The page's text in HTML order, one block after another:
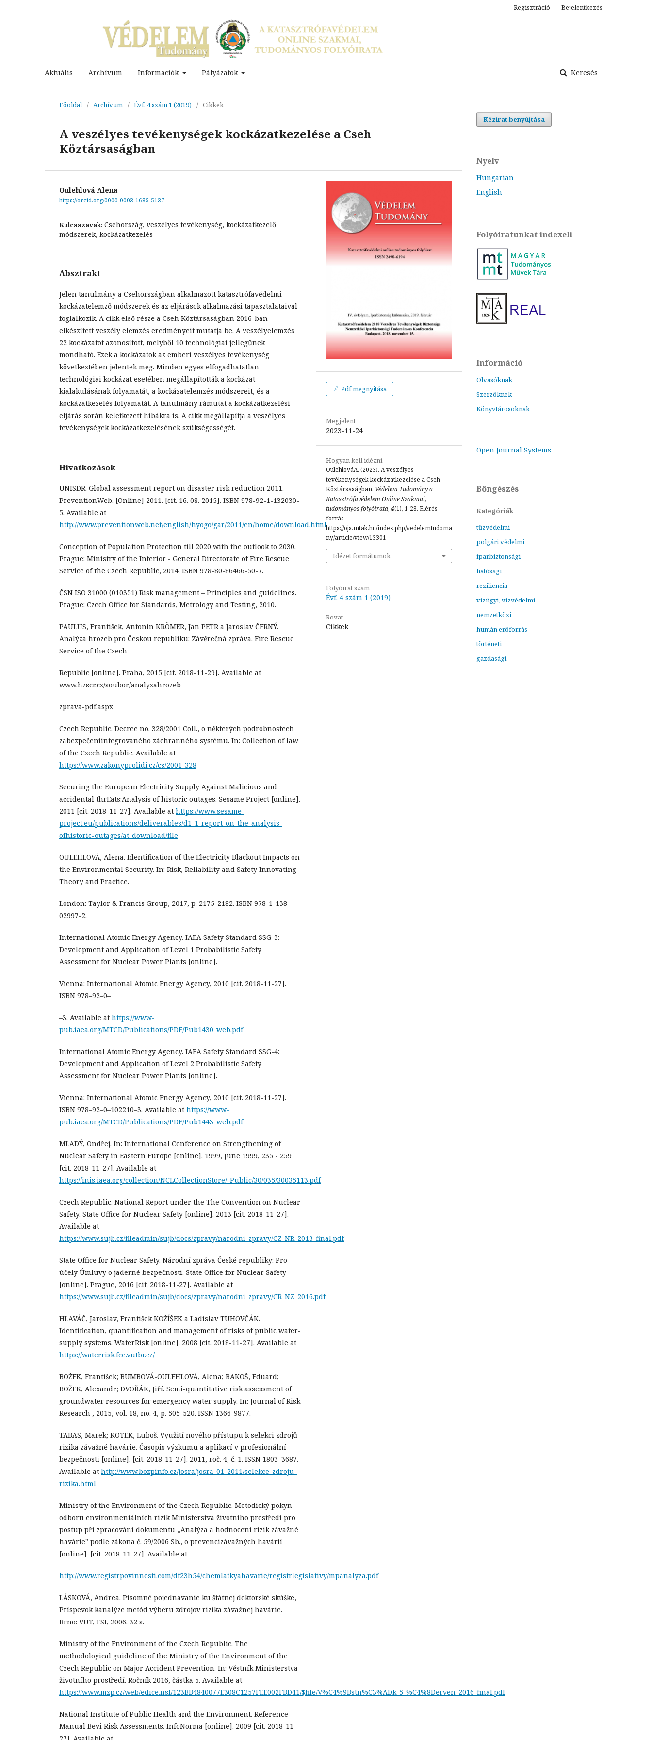
Aktuális Archívum Információk Pályázatok Keresés
Regisztráció Bejelentkezés
Főoldal / Archívum / Évf. 4 szám 1 (2019) / Cikkek
A veszélyes tevékenységek kockázatkezelése a Cseh
Köztársaságban
Oulehlová Alena
https://orcid.org/0000-0003-1685-5137
Kulcsszavak: Csehország, veszélyes tevékenység, kockázatkezelő
módszerek, kockázatkezelés
Absztrakt
Jelen tanulmány a Csehországban alkalmazott katasztrófavédelmi
kockázatelemző módszerek és az eljárások alkalmazási tapasztalataival
foglalkozik. A cikk első része a Cseh Köztársaságban 2016-ban
elkészített veszély elemzés eredményeit mutatja be. A veszélyelemzés
22 kockázatot azonosított, melyből 10 technológiai jellegűnek
mondható. Ezek a kockázatok az emberi veszélyes tevékenység
következtében jelentek meg. Minden egyes elfogadhatatlan
technológiai kockázat esetében megállapították a kockázat
kialakulásának folyamatát, a kockázatelemzés módszereit, és a
kockázatkezelés folyamatát. A tanulmány rámutat a kockázatkezelési
eljárás során keletkezett hibákra is. A cikk megállapítja a veszélyes
tevékenységek kockázatkezelésének szükségességét.
Hivatkozások
UNISDR. Global assessment report on disaster risk reduction 2011.
PreventionWeb. [Online] 2011. [cit. 16. 08. 2015]. ISBN 978-92-1-132030-
5. Available at
http://www.preventionweb.net/english/hyogo/gar/2011/en/home/download.html
Conception of Population Protection till 2020 with the outlook to 2030.
Prague: Ministry of the Interior - General Directorate of Fire Rescue
Service of the Czech Republic, 2014. ISBN 978-80-86466-50-7.
ČSN ISO 31000 (010351) Risk management – Principles and guidelines.
Prague: Czech Office for Standards, Metrology and Testing, 2010.
PAULUS, František, Antonín KRÖMER, Jan PETR a Jaroslav ČERNÝ.
Analýza hrozeb pro Českou republiku: Závěrečná zpráva. Fire Rescue
Service of the Czech
Republic [online]. Praha, 2015 [cit. 2018-11-29]. Available at
www.hzscr.cz/soubor/analyzahrozeb-
zprava-pdf.aspx
Czech Republic. Decree no. 328/2001 Coll., o některých podrobnostech
zabezpečeníintegrovaného záchranného systému. In: Collection of law
of the Czech Republic. Available at
https://www.zakonyprolidi.cz/cs/2001-328
Securing the European Electricity Supply Against Malicious and
accidental thrEats:Analysis of historic outages. Sesame Project [online].
2011 [cit. 2018-11-27]. Available at https://www.sesame-
project.eu/publications/deliverables/d1-1-report-on-the-analysis-
ofhistoric-outages/at_download/file
OULEHLOVÁ, Alena. Identification of the Electricity Blackout Impacts on
the Environmental Security. In: Risk, Reliability and Safety Innovating
Theory and Practice.
London: Taylor & Francis Group, 2017, p. 2175-2182. ISBN 978-1-138-
02997-2.
International Atomic Energy Agency. IAEA Safety Standard SSG-3:
Development and Application of Level 1 Probabilistic Safety
Assessment for Nuclear Power Plants [online].
Vienna: International Atomic Energy Agency, 2010 [cit. 2018-11-27].
ISBN 978–92–0–
–3. Available at https://www-
pub.iaea.org/MTCD/Publications/PDF/Pub1430_web.pdf
International Atomic Energy Agency. IAEA Safety Standard SSG-4:
Development and Application of Level 2 Probabilistic Safety
Assessment for Nuclear Power Plants [online].
Vienna: International Atomic Energy Agency, 2010 [cit. 2018-11-27].
ISBN 978–92–0–102210–3. Available at https://www-
pub.iaea.org/MTCD/Publications/PDF/Pub1443_web.pdf
MLADÝ, Ondřej. In: International Conference on Strengthening of
Nuclear Safety in Eastern Europe [online]. 1999, June 1999, 235 - 259
[cit. 2018-11-27]. Available at
https://inis.iaea.org/collection/NCLCollectionStore/_Public/30/035/30035113.pdf
Czech Republic. National Report under the The Convention on Nuclear
Safety. State Office for Nuclear Safety [online]. 2013 [cit. 2018-11-27].
Available at
https://www.sujb.cz/fileadmin/sujb/docs/zpravy/narodni_zpravy/CZ_NR_2013_final.pdf
State Office for Nuclear Safety. Národní zpráva České republiky: Pro
účely Úmluvy o jaderné bezpečnosti. State Office for Nuclear Safety
[online]. Prague, 2016 [cit. 2018-11-27]. Available at
https://www.sujb.cz/fileadmin/sujb/docs/zpravy/narodni_zpravy/CR_NZ_2016.pdf
HLAVÁČ, Jaroslav, František KOŽÍŠEK a Ladislav TUHOVČÁK.
Identification, quantification and management of risks of public water-
supply systems. WaterRisk [online]. 2008 [cit. 2018-11-27]. Available at
https://waterrisk.fce.vutbr.cz/
BOŽEK, František; BUMBOVÁ-OULEHLOVÁ, Alena; BAKOŠ, Eduard;
BOŽEK, Alexandr; DVOŘÁK, Jiří. Semi-quantitative risk assessment of
groundwater resources for emergency water supply. In: Journal of Risk
Research , 2015, vol. 18, no. 4, p. 505-520. ISSN 1366-9877.
TABAS, Marek; KOTEK, Luboš. Využití nového přístupu k selekci zdrojů
rizika závažné havárie. Časopis výzkumu a aplikací v profesionální
bezpečnosti [online]. [cit. 2018-11-27]. 2011, roč. 4, č. 1. ISSN 1803–3687.
Available at http://www.bozpinfo.cz/josra/josra-01-2011/selekce-zdroju-
rizika.html
Ministry of the Environment of the Czech Republic. Metodický pokyn
odboru environmentálních rizik Ministerstva životního prostředí pro
postup při zpracování dokumentu „Analýza a hodnocení rizik závažné
havárie" podle zákona č. 59/2006 Sb., o prevencizávažných havárií
[online]. [cit. 2018-11-27]. Available at
http://www.registrpovinnosti.com/df23h54/chemlatkyahavarie/registrlegislativy/mpanalyza.pdf
LÁSKOVÁ, Andrea. Písomné pojednávanie ku štátnej doktorské skúške,
Príspevok kanalýze metód výberu zdrojov rizika závažnej havárie.
Brno: VUT, FSI, 2006. 32 s.
Ministry of the Environment of the Czech Republic. The
methodological guideline of the Ministry of the Environment of the
Czech Republic on Major Accident Prevention. In: Věstník Ministerstva
životního prostředí. Ročník 2016, částka 5. Available at
https://www.mzp.cz/web/edice.nsf/123BB4840077E308C1257FEE002FBD41/$file/V%C4%9Bstn%C3%ADk_5_%C4%8Derven_2016_final.pdf
National Institute of Public Health and the Environment. Reference
Manual Bevi Risk Assessments. InfoNorma [online]. 2009 [cit. 2018-11-
Pdf megnyitása
Megjelent
2023-11-24
Hogyan kell idézni
OulehlováA. (2023). A veszélyes
tevékenységek kockázatkezelése a Cseh
Köztársaságban. Védelem Tudomány a
Katasztrófavédelem Online Szakmai,
tudományos folyóirata, 4(1), 1-28. Elérés
forrás
https://ojs.mtak.hu/index.php/vedelemtudoma
ny/article/view/13301
Idézet formátumok
Folyóirat szám
Évf. 4 szám 1 (2019)
Rovat
Cikkek
Kézirat benyújtása
Nyelv
Hungarian
English
Folyóiratunkat indexeli
Információ
Olvasóknak
Szerzőknek
Könyvtárosoknak
Open Journal Systems
Böngészés
Kategóriák
tűzvédelmi
polgári védelmi
iparbiztonsági
hatósági
reziliencia
vízügyi, vízvédelmi
nemzetközi
humán erőforrás
történeti
gazdasági